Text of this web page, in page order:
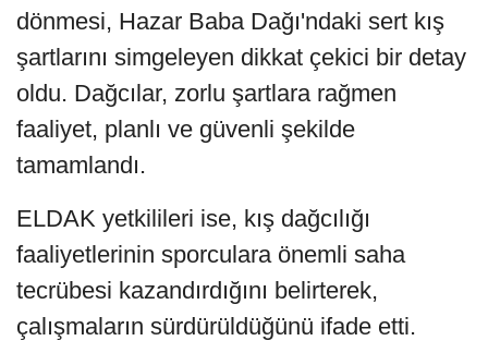
dönmesi, Hazar Baba Dağı'ndaki sert kış
şartlarını simgeleyen dikkat çekici bir detay
oldu. Dağcılar, zorlu şartlara rağmen
faaliyet, planlı ve güvenli şekilde
tamamlandı.
ELDAK yetkilileri ise, kış dağcılığı
faaliyetlerinin sporculara önemli saha
tecrübesi kazandırdığını belirterek,
çalışmaların sürdürüldüğünü ifade etti.